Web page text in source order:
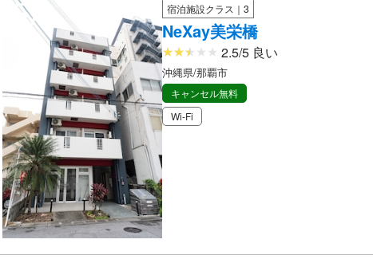
宿泊施設クラス｜3
NeXay美栄橋
2.5/5 良い
沖縄県/那覇市
キャンセル無料
Wi-Fi